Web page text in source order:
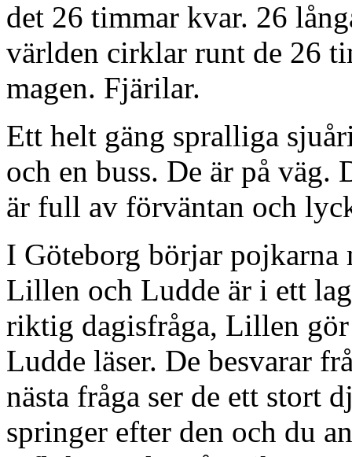
det 26 timmar kvar. 26
världen cirklar runt de 26
magen. Fjärilar.
Ett helt gäng spralliga
och en buss. De är på väg.
är full av förväntan och
I Göteborg börjar pojkarna
Lillen och Ludde är i ett
riktig dagisfråga, Lillen gör
Ludde läser. De besvarar
nästa fråga ser de ett stort
springer efter den och du